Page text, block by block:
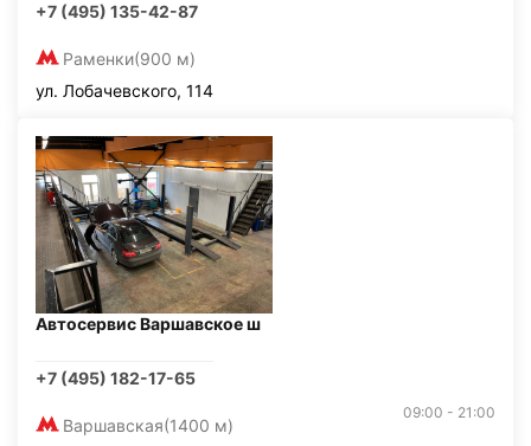
+7 (495) 135-42-87
Раменки(900 м)
ул. Лобачевского, 114
Автосервис Варшавское ш
+7 (495) 182-17-65
Варшавская(1400 м)
09:00 - 21:00